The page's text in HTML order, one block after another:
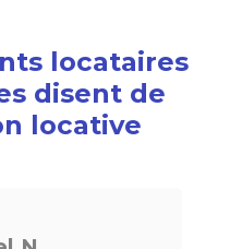
locataires
disent de
locative